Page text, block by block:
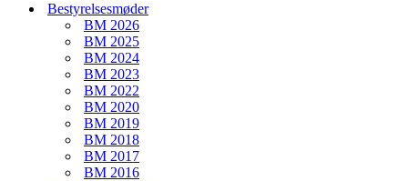
Bestyrelsesmøder
BM 2026
BM 2025
BM 2024
BM 2023
BM 2022
BM 2020
BM 2019
BM 2018
BM 2017
BM 2016